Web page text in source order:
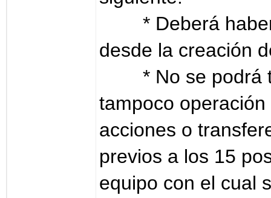
* Deberá
desde la creación
* No se podrá
tampoco
acciones o
previos a los 15
equipo con el cual